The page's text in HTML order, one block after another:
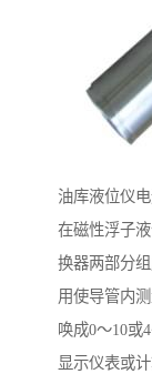
油库液位仪
在磁性浮子
换器两部分
用使导管内
唤成0～10或
显示仪表或